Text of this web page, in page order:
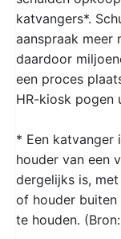
katvangers*.
aanspraak meer
daardoor
een proces
HR-kiosk pogen
* Een katvanger
houder van een
dergelijks is,
of houder
te houden.